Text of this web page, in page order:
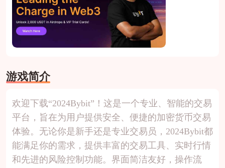
游戏简介
欢迎下载“2024Bybit”！这是一个专业、智能的交易
平台，旨在为用户提供安全、便捷的加密货币交易
体验。无论你是新手还是专业交易员，2024Bybit都
能满足你的需求，提供丰富的交易工具、实时行情
和先进的风险控制功能。界面简洁友好，操作流